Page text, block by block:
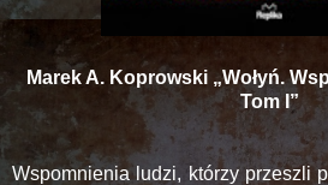
Marek A. Koprowski „Wołyń.
Tom I”
Wspomnienia ludzi, którzy przeszli